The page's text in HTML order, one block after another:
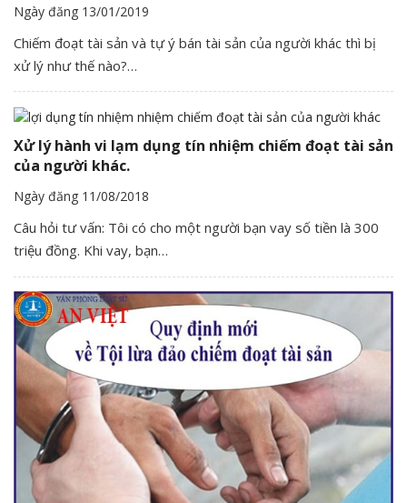
Ngày đăng 13/01/2019
Chiếm đoạt tài sản và tự ý bán tài sản của người khác thì bị
xử lý như thế nào?…
Xử lý hành vi lạm dụng tín nhiệm chiếm đoạt tài sản
của người khác.
Ngày đăng 11/08/2018
Câu hỏi tư vấn: Tôi có cho một người bạn vay số tiền là 300
triệu đồng. Khi vay, bạn…